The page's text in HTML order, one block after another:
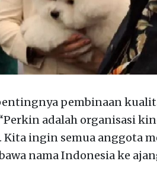
pembinaan
adalah organisasi
ingin semua anggota
nama Indonesia ke